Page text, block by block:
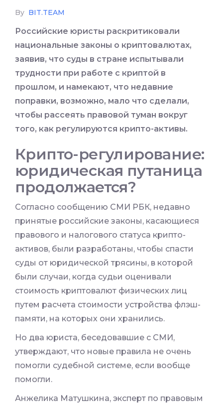
By BIT.TEAM
Российские юристы раскритиковали
национальные законы о криптовалютах,
заявив, что суды в стране испытывали
трудности при работе с криптой в
прошлом, и намекают, что недавние
поправки, возможно, мало что сделали,
чтобы рассеять правовой туман вокруг
того, как регулируются крипто-активы.
Крипто-регулирование:
юридическая путаница
продолжается?
Согласно сообщению СМИ РБК, недавно
принятые российские законы, касающиеся
правового и налогового статуса крипто-
активов, были разработаны, чтобы спасти
суды от юридической трясины, в которой
были случаи, когда судьи оценивали
стоимость криптовалют физических лиц
путем расчета стоимости устройства флэш-
памяти, на которых они хранились.
Но два юриста, беседовавшие с СМИ,
утверждают, что новые правила не очень
помогли судебной системе, если вообще
помогли.
Анжелика Матушкина, эксперт по правовым